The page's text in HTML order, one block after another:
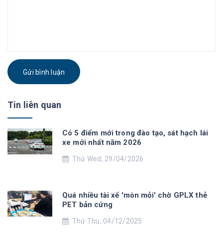
Gửi bình luận
Tin liên quan
Có 5 điểm mới trong đào tạo, sát hạch lái
xe mới nhất năm 2026
Thứ Wed, 29/04/2026
Quá nhiều tài xế 'mòn mỏi' chờ GPLX thẻ
PET bản cứng
Thứ Thu, 04/12/2025